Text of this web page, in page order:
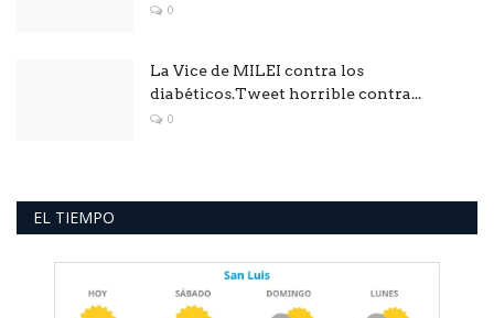
0
La Vice de MILEI contra los
diabéticos.Tweet horrible contra...
0
EL TIEMPO